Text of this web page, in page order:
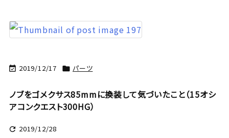
 2019/12/17  パーツ
ノブをゴメクサス85mmに換装して気づいたこと（15オシ
アコンクエスト300HG）
 2019/12/28